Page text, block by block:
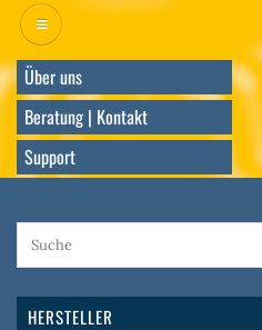
Direkt
zum
InhaltÜber uns
Beratung | Kontakt
Support
HERSTELLER